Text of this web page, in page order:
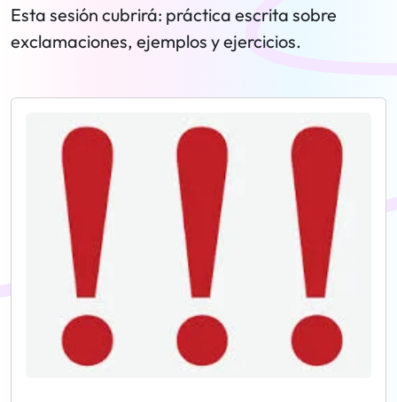
Esta sesión cubrirá: práctica escrita sobre
exclamaciones, ejemplos y ejercicios.